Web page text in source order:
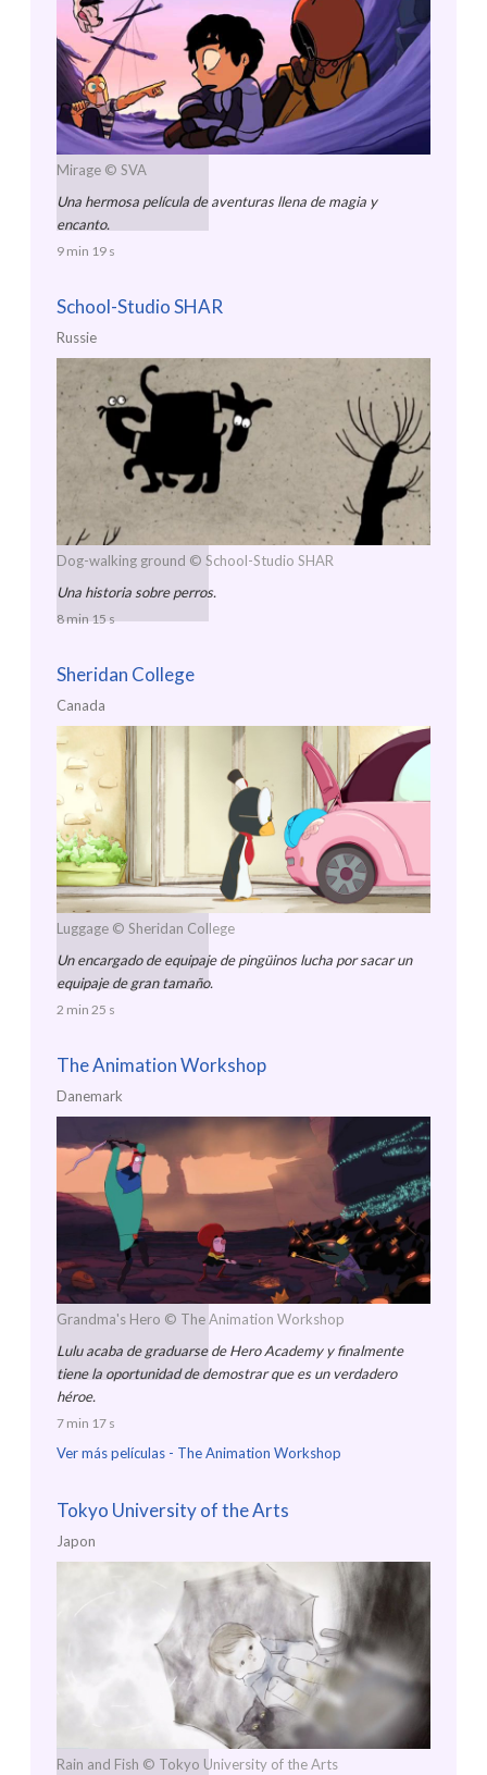
Mirage © SVA
Una hermosa película de aventuras llena de magia y
encanto.
9 min 19 s
School-Studio SHAR
Russie
Dog-walking ground © School-Studio SHAR
Una historia sobre perros.
8 min 15 s
Sheridan College
Canada
Luggage © Sheridan College
Un encargado de equipaje de pingüinos lucha por sacar un
equipaje de gran tamaño.
2 min 25 s
The Animation Workshop
Danemark
Grandma's Hero © The Animation Workshop
Lulu acaba de graduarse de Hero Academy y finalmente
tiene la oportunidad de demostrar que es un verdadero
héroe.
7 min 17 s
Ver más películas - The Animation Workshop
Tokyo University of the Arts
Japon
Rain and Fish © Tokyo University of the Arts